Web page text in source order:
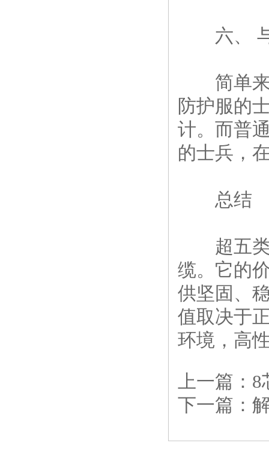
六、 与
简单来
防护服的
计。而普
的士兵，
总结
超五类
缆。它的
供坚固、
值取决于
环境，高
上一篇： 8
下一篇：